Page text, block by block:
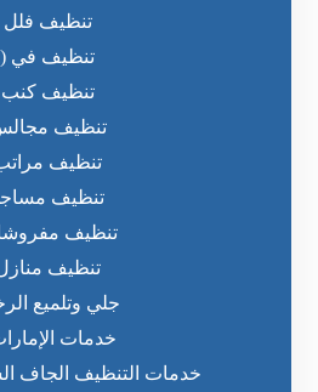
تنظيف فلل
تنظيف في (12)
تنظيف كنب
تنظيف
تنظيف
تنظيف
تنظيف
تنظيف
جلي وتلميع
خدمات
خدمات التنظيف الجاف